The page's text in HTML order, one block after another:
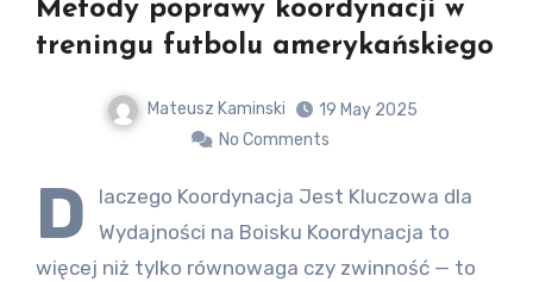
Metody poprawy koordynacji w
treningu futbolu amerykańskiego
Mateusz Kaminski
19 May 2025
No Comments
D
laczego Koordynacja Jest Kluczowa dla
Wydajności na Boisku Koordynacja to
więcej niż tylko równowaga czy zwinność — to